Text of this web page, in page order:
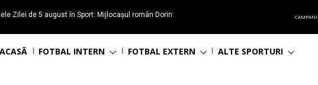
Zilei de 5 august în Sport: Mijlocașul român Dorin
ACASĂ FOTBAL INTERN FOTBAL EXTERN ALTE SPORTURI